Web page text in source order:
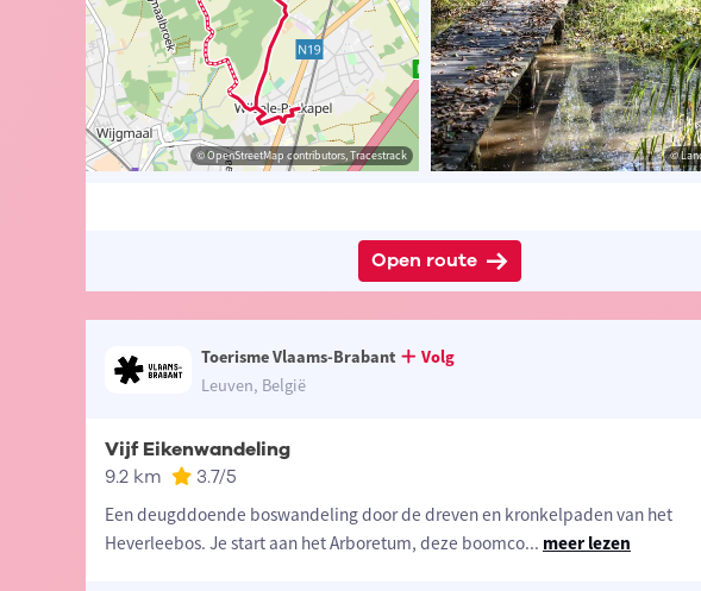
© OpenStreetMap contributors, Tracestrack ©
Open route
© Lander Loeckx © OpenStreetMap contributors, Tracestrack
Toerisme Vlaams-Brabant
Volg
Leuven, België
Vijf Eikenwandeling
9.2 km 3.7/5
Een deugddoende boswandeling door de dreven en kronkelpaden van het
Heverleebos. Je start aan het Arboretum, deze boomco... meer lezen